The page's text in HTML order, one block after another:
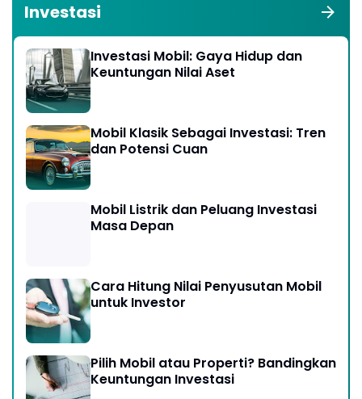
Investasi
Investasi Mobil: Gaya Hidup dan
Keuntungan Nilai Aset
Mobil Klasik Sebagai Investasi: Tren
dan Potensi Cuan
Mobil Listrik dan Peluang Investasi
Masa Depan
Cara Hitung Nilai Penyusutan Mobil
untuk Investor
Pilih Mobil atau Properti? Bandingkan
Keuntungan Investasi